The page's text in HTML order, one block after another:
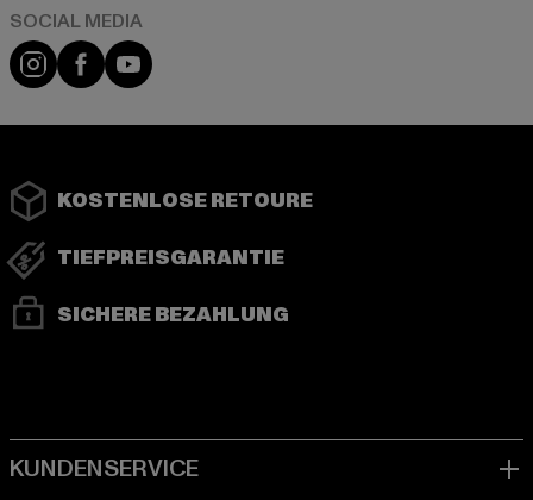
Instagram
FacebookYouTube
KOSTENLOSE RETOURE
TIEFPREISGARANTIE
SICHERE BEZAHLUNG